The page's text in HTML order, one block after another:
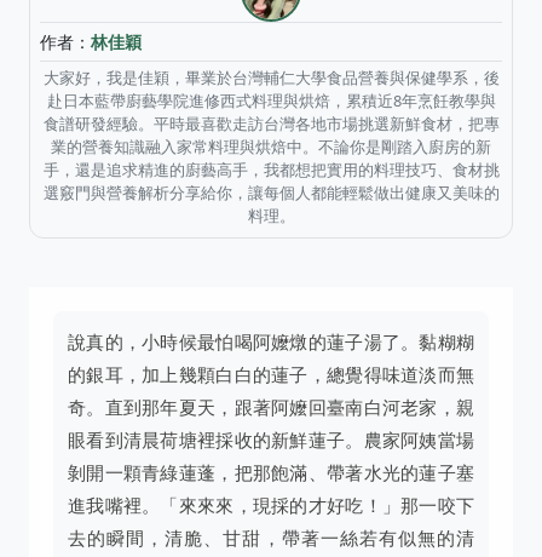
作者： 林佳穎
大家好，我是佳穎，畢業於台灣輔仁大學食品營養與保健學系，後
赴日本藍帶廚藝學院進修西式料理與烘焙，累積近8年烹飪教學與
食譜研發經驗。平時最喜歡走訪台灣各地市場挑選新鮮食材，把專
業的營養知識融入家常料理與烘焙中。不論你是剛踏入廚房的新
手，還是追求精進的廚藝高手，我都想把實用的料理技巧、食材挑
選竅門與營養解析分享給你，讓每個人都能輕鬆做出健康又美味的
料理。
說真的，小時候最怕喝阿嬤燉的蓮子湯了。黏糊糊
的銀耳，加上幾顆白白的蓮子，總覺得味道淡而無
奇。直到那年夏天，跟著阿嬤回臺南白河老家，親
眼看到清晨荷塘裡採收的新鮮蓮子。農家阿姨當場
剝開一顆青綠蓮蓬，把那飽滿、帶著水光的蓮子塞
進我嘴裡。「來來來，現採的才好吃！」那一咬下
去的瞬間，清脆、甘甜，帶著一絲若有似無的清